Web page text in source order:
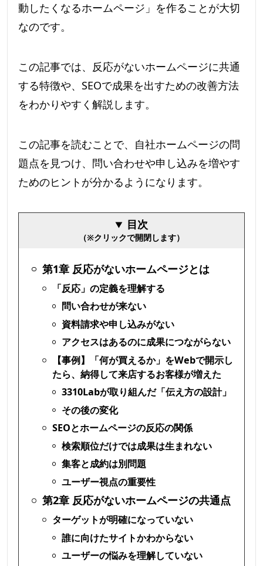
動したくなるホームページ」を作ることが大切
なのです。
この記事では、反応がないホームページに共通
する特徴や、SEOで成果を出すための改善方法
をわかりやすく解説します。
この記事を読むことで、自社ホームページの問
題点を見つけ、問い合わせや申し込みを増やす
ためのヒントが分かるようになります。
目次
（※クリックで開閉します）
第1章 反応がないホームページとは
「反応」の定義を理解する
問い合わせが来ない
資料請求や申し込みがない
アクセスはあるのに成果につながらない
【事例】「何が買えるか」をWebで開示し
たら、納得して来店するお客様が増えた
3310Labが取り組んだ「伝え方の設計」
その後の変化
SEOとホームページの反応の関係
検索順位だけでは成果は生まれない
集客と成約は別問題
ユーザー視点の重要性
第2章 反応がないホームページの共通点
ターゲットが明確になっていない
誰に向けたサイトかわからない
ユーザーの悩みを理解していない